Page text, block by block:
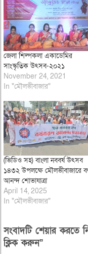
জেলা শিল্পকলা একাডেমির
সাংস্কৃতিক উৎসব-২০২১
November 24, 2021
In "মৌলভীবাজার"
(ভিডিও সহ) বাংলা নববর্ষ উৎসব
১৪৩২ উপলক্ষে মৌলভীবাজারে
আনন্দ শোভাযাত্রা
April 14, 2025
In "মৌলভীবাজার"
সংবাদটি শেয়ার করতে
ক্লিক করুন”